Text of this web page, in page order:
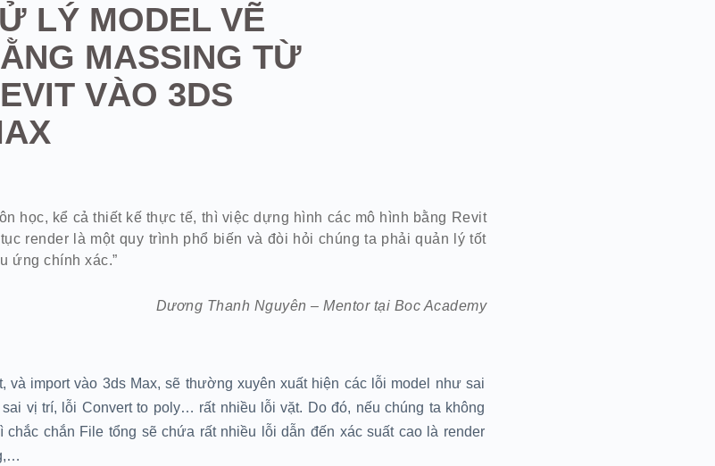
LÝ MODEL VẼ
MASSING TỪ
VÀO 3DS
học, kể cả thiết kế thực tế, thì việc dựng hình các mô hình bằng Revit
render là một quy trình phổ biến và đòi hỏi chúng ta phải quản lý tốt
ứng chính xác.”
Dương Thanh Nguyên – Mentor tại Boc Academy
và import vào 3ds Max, sẽ thường xuyên xuất hiện các lỗi model như sai
vị trí, lỗi Convert to poly… rất nhiều lỗi vặt. Do đó, nếu chúng ta không
chắc chắn File tổng sẽ chứa rất nhiều lỗi dẫn đến xác suất cao là render